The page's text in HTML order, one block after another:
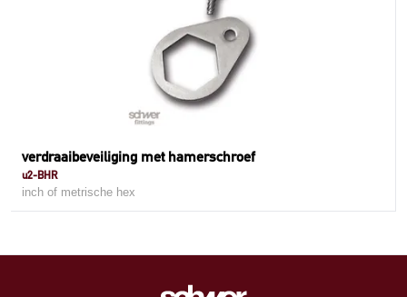
verdraaibeveiliging met hamerschroef
u2-BHR
inch of metrische hex